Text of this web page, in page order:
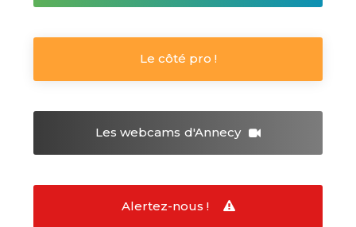
Le côté pro !
Les webcams d'Annecy
Alertez-nous !